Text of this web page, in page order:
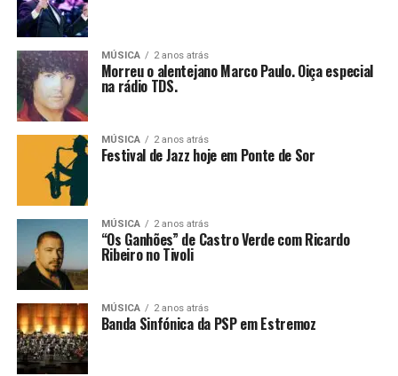
MÚSICA 2 anos atrás
Morreu o alentejano Marco Paulo. Oiça especial
na rádio TDS.
MÚSICA 2 anos atrás
Festival de Jazz hoje em Ponte de Sor
MÚSICA 2 anos atrás
“Os Ganhões” de Castro Verde com Ricardo
Ribeiro no Tivoli
MÚSICA 2 anos atrás
Banda Sinfónica da PSP em Estremoz